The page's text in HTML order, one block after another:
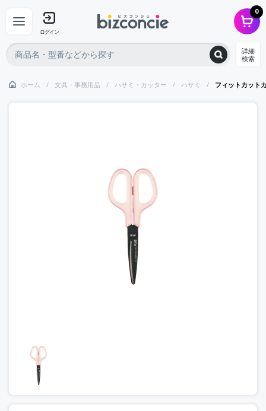
ログイン
0
詳細
検索
ホーム 文具・事務用品 ハサミ・カッター ハサミ フィットカット